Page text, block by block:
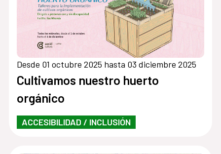
Desde 01 octubre 2025 hasta 03 diciembre 2025
Cultivamos nuestro huerto
orgánico
ACCESIBILIDAD / INCLUSIÓN